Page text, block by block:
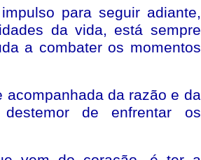
para seguir adiante,
da vida, está sempre
a combater os momentos
acompanhada da razão e da
de enfrentar os